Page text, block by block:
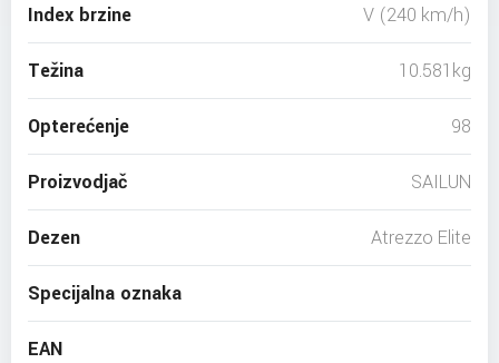
Index brzine V (240 km/h)
Težina 10.581kg
Opterećenje 98
Proizvodjač SAILUN
Dezen Atrezzo Elite
Specijalna oznaka
EAN